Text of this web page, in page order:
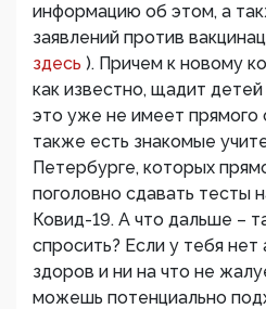
информацию об этом, а
заявлений против
здесь ). Причем к новому
как известно, щадит
это уже не имеет прямого
также есть знакомые
Петербурге, которых
поголовно сдавать тесты
Ковид-19. А что дальше –
спросить? Если у тебя нет
здоров и ни на что не
можешь потенциально